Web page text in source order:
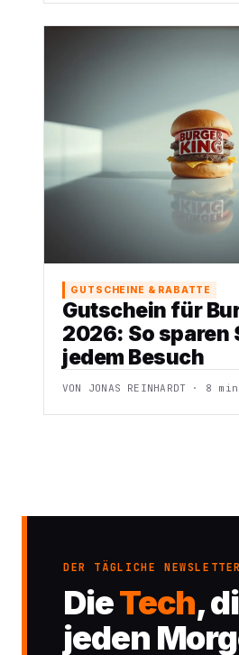
GUTSCHEINE & RABATTE
Gutschein für
2026: So sparen
jedem Besuch
VON JONAS REINHARDT · 8 min
DER TÄGLICHE
DieTech,
jeden